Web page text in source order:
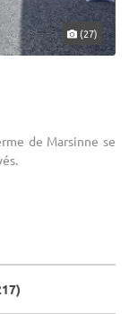
(27)
de Marsinne se